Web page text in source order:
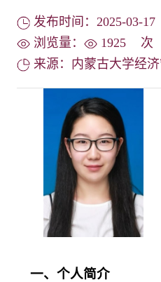
发布时间：2025-03-17
浏览量：
1925
次
来源：内蒙古大学经
一、个人简介